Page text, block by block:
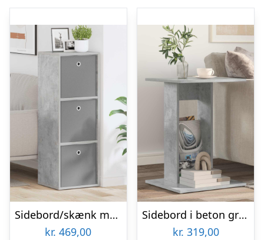
Sidebord/skænk med 3 skuffer – beton grå 35 × 32 × 99,5 cm
kr. 469,00
Sidebord i beton grå – konstrueret træ 45 × 40 × 62,5 cm
kr. 319,00